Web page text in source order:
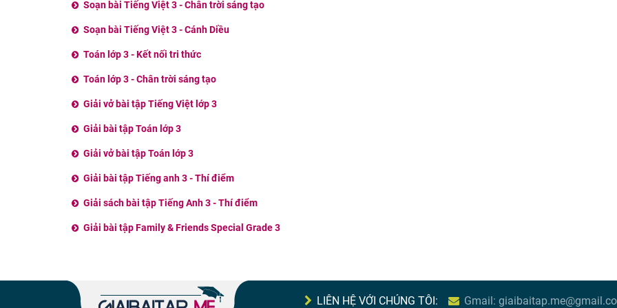
Soạn bài Tiếng Việt 3 - Chân trời sáng tạo
Soạn bài Tiếng Việt 3 - Cánh Diều
Toán lớp 3 - Kết nối tri thức
Toán lớp 3 - Chân trời sáng tạo
Giải vở bài tập Tiếng Việt lớp 3
Giải bài tập Toán lớp 3
Giải vở bài tập Toán lớp 3
Giải bài tập Tiếng anh 3 - Thí điểm
Giải sách bài tập Tiếng Anh 3 - Thí điểm
Giải bài tập Family & Friends Special Grade 3
LIÊN HỆ VỚI CHÚNG TÔI: Gmail: